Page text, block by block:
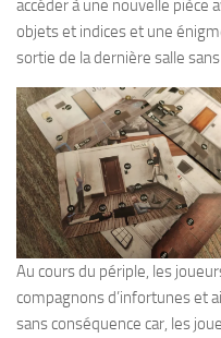
accéder à une nouvelle pièce
objets et indices et une
sortie de la dernière salle
Au cours du périple, les
compagnons d’infortunes et
sans conséquence car, les